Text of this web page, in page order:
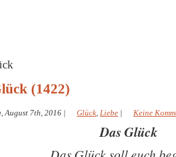
(1422)
August 7th, 2016 | Glück, Liebe | Keine
Das Glück